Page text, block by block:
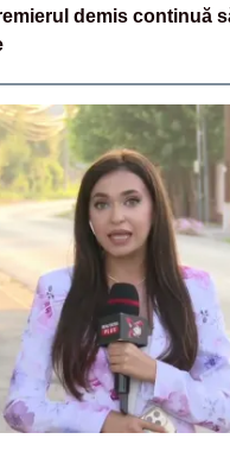
demis continuă